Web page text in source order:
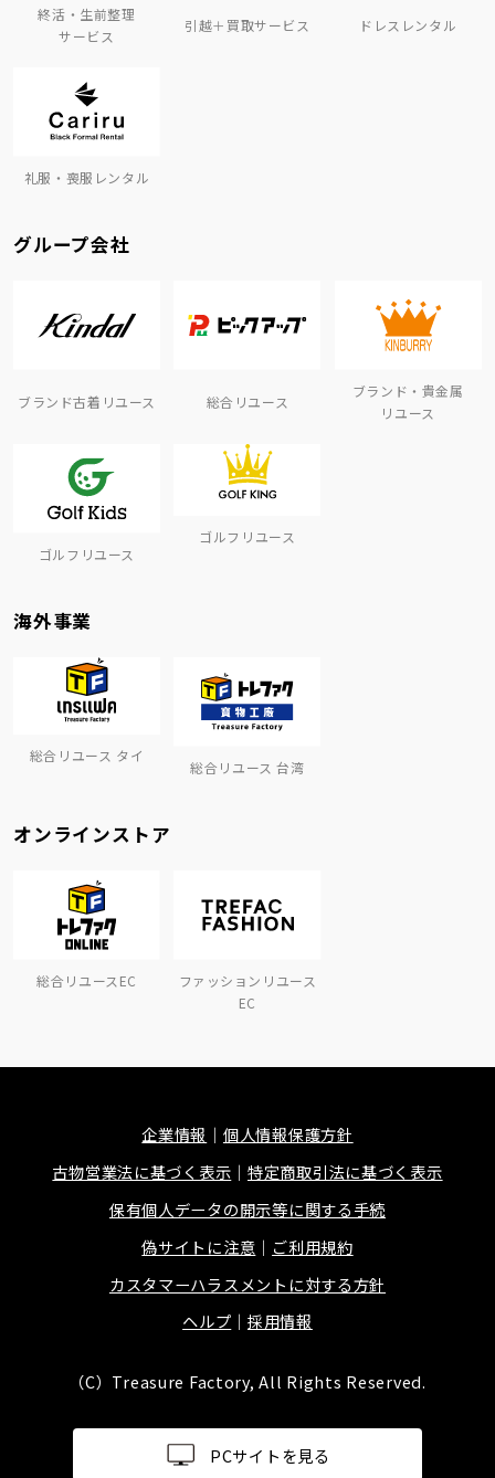
終活・生前整理
サービス
引越＋買取サービス ドレスレンタル
礼服・喪服レンタル
グループ会社
ブランド古着リユース 総合リユース
ブランド・貴金属
リユース
ゴルフリユース
ゴルフリユース
海外事業
総合リユース タイ
総合リユース 台湾
オンラインストア
総合リユースEC
ファッションリユース
EC
企業情報
個人情報保護方針
古物営業法に基づく表示
特定商取引法に基づく表示
保有個人データの開示等に関する手続
偽サイトに注意
ご利用規約
カスタマーハラスメントに対する方針
ヘルプ
採用情報
（C）Treasure Factory, All Rights Reserved.
PCサイトを見る